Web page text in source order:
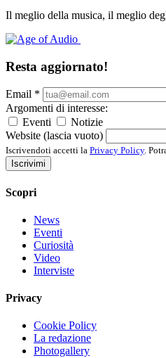
Il meglio della musica, il meglio
Resta aggiornato!
Email *
Argomenti di interesse:
Eventi
Notizie
Website (lascia vuoto)
Iscrivendoti accetti la Privacy Policy.
Iscrivimi
Scopri
News
Eventi
Curiosità
Video
Interviste
Privacy
Cookie Policy
La redazione
Photogallery